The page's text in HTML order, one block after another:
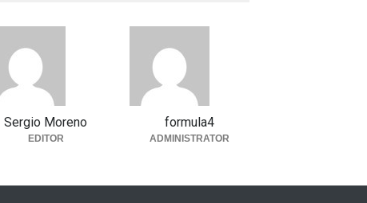
Sergio Moreno
EDITOR
formula4
ADMINISTRATOR